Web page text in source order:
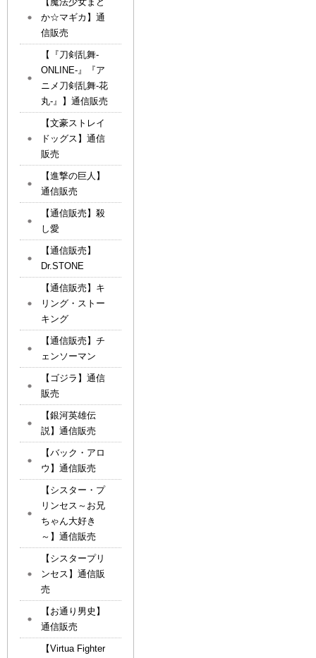
か☆マギカ】通
信販売
【『刀剣乱舞-
ONLINE-』『ア
ニメ刀剣乱舞-花
丸-』】通信販売
【文豪ストレイ
ドッグス】通信
販売
【進撃の巨人】
通信販売
【通信販売】殺
し愛
【通信販売】
Dr.STONE
【通信販売】キ
リング・ストー
キング
【通信販売】チ
ェンソーマン
【ゴジラ】通信
販売
【銀河英雄伝
説】通信販売
【バック・アロ
ウ】通信販売
【シスター・プ
リンセス～お兄
ちゃん大好き
～】通信販売
【シスタープリ
ンセス】通信販
売
【お通り男史】
通信販売
【Virtua Fighter